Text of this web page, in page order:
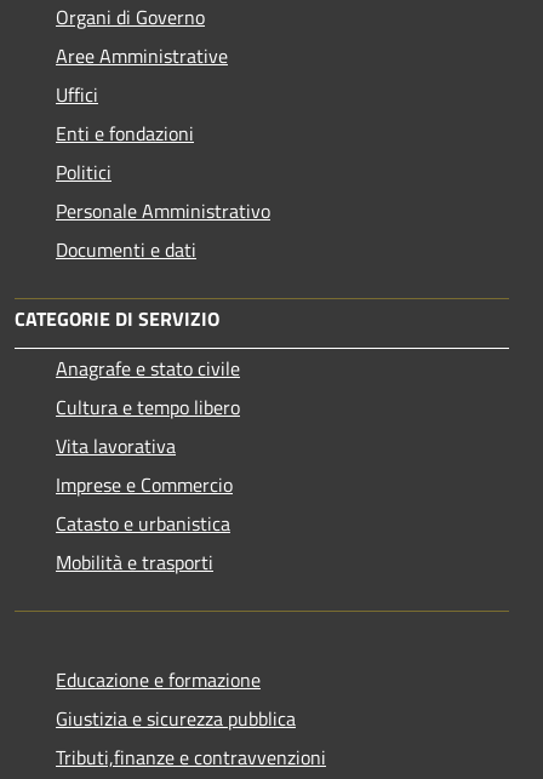
Organi di Governo
Aree Amministrative
Uffici
Enti e fondazioni
Politici
Personale Amministrativo
Documenti e dati
CATEGORIE DI SERVIZIO
Anagrafe e stato civile
Cultura e tempo libero
Vita lavorativa
Imprese e Commercio
Catasto e urbanistica
Mobilità e trasporti
Educazione e formazione
Giustizia e sicurezza pubblica
Tributi,finanze e contravvenzioni